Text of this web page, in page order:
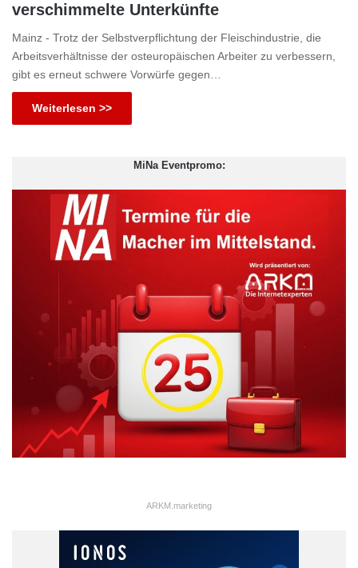
verschimmelte Unterkünfte
Mainz - Trotz der Selbstverpflichtung der Fleischindustrie, die
Arbeitsverhältnisse der osteuropäischen Arbeiter zu verbessern,
gibt es erneut schwere Vorwürfe gegen…
Weiterlesen >>
MiNa Eventpromo:
ARKM.marketing